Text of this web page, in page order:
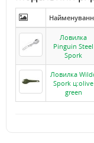
Ловилка
Pinguin Steel
Spork
Ловилка
Spork ц:olive
green